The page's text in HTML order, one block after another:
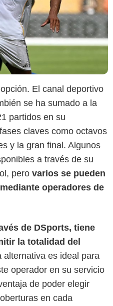
El canal deportivo
se ha sumado a la
partidos en su
claves como octavos
y la gran final. Algunos
a través de su
pero varios se pueden
operadores de
de DSports, tiene
la totalidad del
alternativa es ideal para
operador en su servicio
de poder elegir
en cada